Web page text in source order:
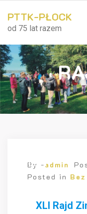
PTTK-PŁOCK
od 75 lat razem
By -admin
Posted in
XLI Rajd